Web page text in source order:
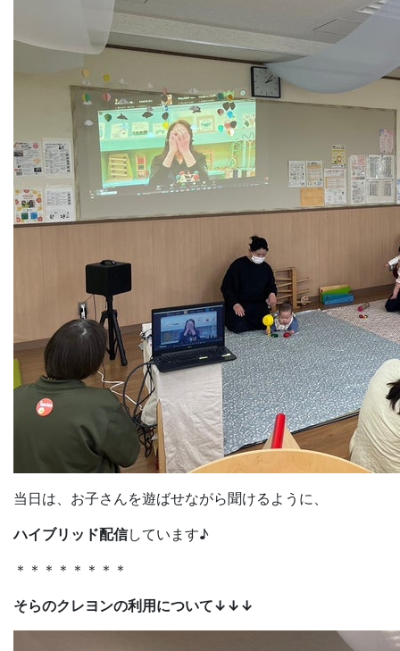
当日は、お子さんを遊ばせながら聞けるように、
ハイブリッド配信しています♪
＊＊＊＊＊＊＊＊
そらのクレヨンの利用について↓↓↓